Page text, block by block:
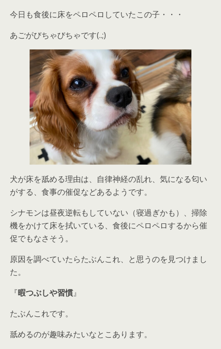
今日も食後に床をペロペロしていたこの子・・・
あごがびちゃびちゃです(..;)
犬が床を舐める理由は、自律神経の乱れ、気になる匂い
がする、食事の催促などあるようです。
シナモンは昼夜逆転もしていない（寝過ぎかも）、掃除
機をかけて床を拭いている、食後にペロペロするから催
促でもなさそう。
原因を調べていたらたぶんこれ、と思うのを見つけまし
た。
『暇つぶしや習慣』
たぶんこれです。
舐めるのが趣味みたいなとこあります。